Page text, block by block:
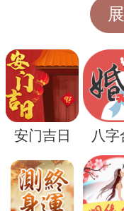
其次，豪宅还
足感。大多数人
单的房子，更
觉。梦见自己居
们对于生活中
对于未来更稳定
此外，豪宅在梦
安门吉日 八字